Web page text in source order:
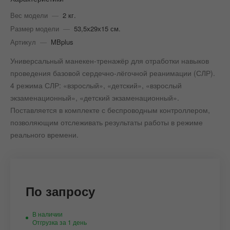
Вес модели — 2 кг.
Размер модели — 53,5х29х15 см.
Артикул — MBplus
Универсальный манекен-тренажёр для отработки навыков
проведения базовой сердечно-лёгочной реанимации (СЛР).
4 режима СЛР: «взрослый», «детский», «взрослый
экзаменационный», «детский экзаменационный».
Поставляется в комплекте с беспроводным контроллером,
позволяющим отслеживать результаты работы в режиме
реального времени.
По запросу
В наличии
Отгрузка за 1 день